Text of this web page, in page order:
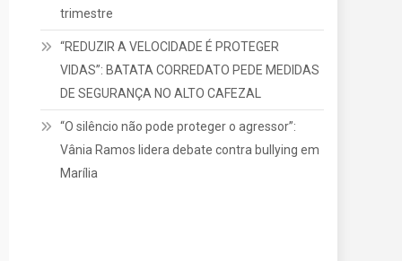
trimestre
“REDUZIR A VELOCIDADE É PROTEGER
VIDAS”: BATATA CORREDATO PEDE MEDIDAS
DE SEGURANÇA NO ALTO CAFEZAL
“O silêncio não pode proteger o agressor”:
Vânia Ramos lidera debate contra bullying em
Marília